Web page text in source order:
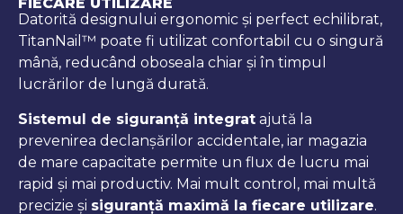
Datorită designului ergonomic și perfect echilibrat,
TitanNail™ poate fi utilizat confortabil cu o singură
mână, reducând oboseala chiar și în timpul
lucrărilor de lungă durată.
Sistemul de siguranță integrat ajută la
prevenirea declanșărilor accidentale, iar magazia
de mare capacitate permite un flux de lucru mai
rapid și mai productiv. Mai mult control, mai multă
precizie și siguranță maximă la fiecare utilizare.